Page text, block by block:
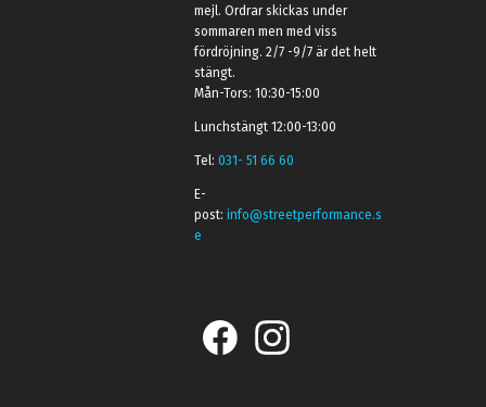
mejl. Ordrar skickas under
sommaren men med viss
fördröjning. 2/7 -9/7 är det helt
stängt.
Mån-Tors: 10:30-15:00
Lunchstängt 12:00-13:00
Tel:031- 51 66 60
E-
post:info@streetperformance.s
e